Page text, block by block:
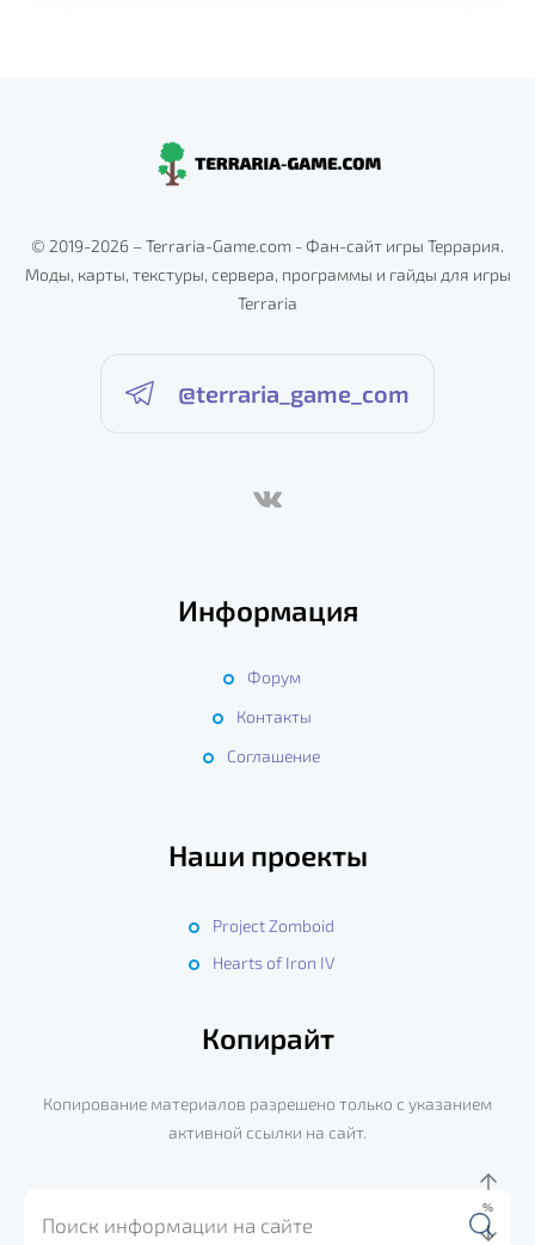
© 2019-2026 – Terraria-Game.com - Фан-сайт игры Террария.
Моды, карты, текстуры, сервера, программы и гайды для игры
Terraria
@terraria_game_com
Информация
Форум
Контакты
Соглашение
Наши проекты
Project Zomboid
Hearts of Iron IV
Копирайт
Копирование материалов разрешено только с указанием
активной ссылки на сайт.
%